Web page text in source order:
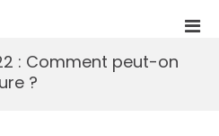
solutions
: Comment peut-on
?